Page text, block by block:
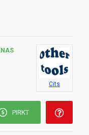
Cits
PIRKT